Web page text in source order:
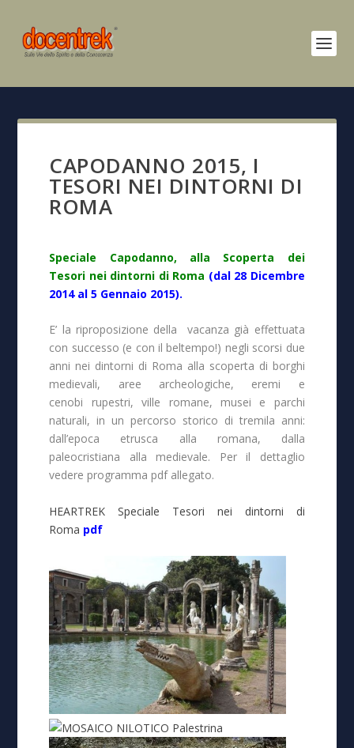
CAPODANNO 2015, I
TESORI NEI DINTORNI DI
ROMA
Speciale Capodanno, alla Scoperta dei
Tesori nei dintorni di Roma (dal 28 Dicembre
2014 al 5 Gennaio 2015).
E’ la riproposizione della vacanza già effettuata
con successo (e con il beltempo!) negli scorsi due
anni nei dintorni di Roma alla scoperta di borghi
medievali, aree archeologiche, eremi e
cenobi rupestri, ville romane, musei e parchi
naturali, in un percorso storico di tremila anni:
dall’epoca etrusca alla romana, dalla
paleocristiana alla medievale. Per il dettaglio
vedere programma pdf allegato.
HEARTREK Speciale Tesori nei dintorni di
Roma pdf